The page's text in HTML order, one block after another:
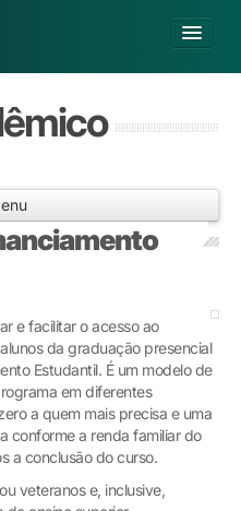
se
e facilitar o acesso ao
da graduação presencial
Estudantil. É um modelo de
em diferentes
a quem mais precisa e uma
conforme a renda familiar do
a conclusão do curso.
veteranos e, inclusive,